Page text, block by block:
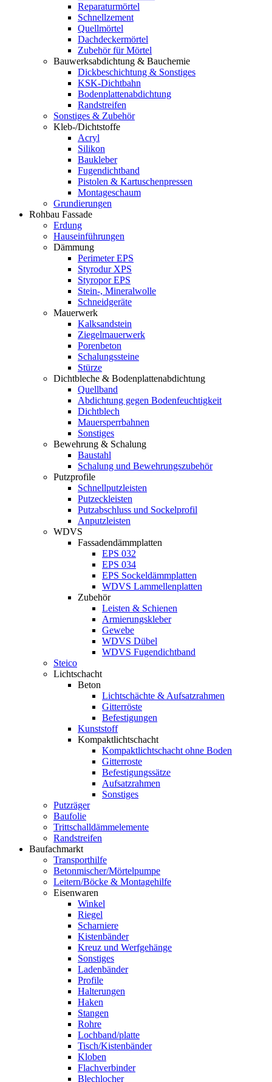
Reparaturmörtel
Schnellzement
Quellmörtel
Dachdeckermörtel
Zubehör für Mörtel
Bauwerksabdichtung & Bauchemie
Dickbeschichtung & Sonstiges
KSK-Dichtbahn
Bodenplattenabdichtung
Randstreifen
Sonstiges & Zubehör
Kleb-/Dichtstoffe
Acryl
Silikon
Baukleber
Fugendichtband
Pistolen & Kartuschenpressen
Montageschaum
Grundierungen
Rohbau Fassade
Erdung
Hauseinführungen
Dämmung
Perimeter EPS
Styrodur XPS
Styropor EPS
Stein-, Mineralwolle
Schneidgeräte
Mauerwerk
Kalksandstein
Ziegelmauerwerk
Porenbeton
Schalungssteine
Stürze
Dichtbleche & Bodenplattenabdichtung
Quellband
Abdichtung gegen Bodenfeuchtigkeit
Dichtblech
Mauersperrbahnen
Sonstiges
Bewehrung & Schalung
Baustahl
Schalung und Bewehrungszubehör
Putzprofile
Schnellputzleisten
Putzeckleisten
Putzabschluss und Sockelprofil
Anputzleisten
WDVS
Fassadendämmplatten
EPS 032
EPS 034
EPS Sockeldämmplatten
WDVS Lammellenplatten
Zubehör
Leisten & Schienen
Armierungskleber
Gewebe
WDVS Dübel
WDVS Fugendichtband
Steico
Lichtschacht
Beton
Lichtschächte & Aufsatzrahmen
Gitterröste
Befestigungen
Kunststoff
Kompaktlichtschacht
Kompaktlichtschacht ohne Boden
Gitterroste
Befestigungssätze
Aufsatzrahmen
Sonstiges
Putzräger
Baufolie
Trittschalldämmelemente
Randstreifen
Baufachmarkt
Transporthilfe
Betonmischer/Mörtelpumpe
Leitern/Böcke & Montagehilfe
Eisenwaren
Winkel
Riegel
Scharniere
Kistenbänder
Kreuz und Werfgehänge
Sonstiges
Ladenbänder
Profile
Halterungen
Haken
Stangen
Rohre
Lochband/platte
Tisch/Kistenbänder
Kloben
Flachverbinder
Blechlocher